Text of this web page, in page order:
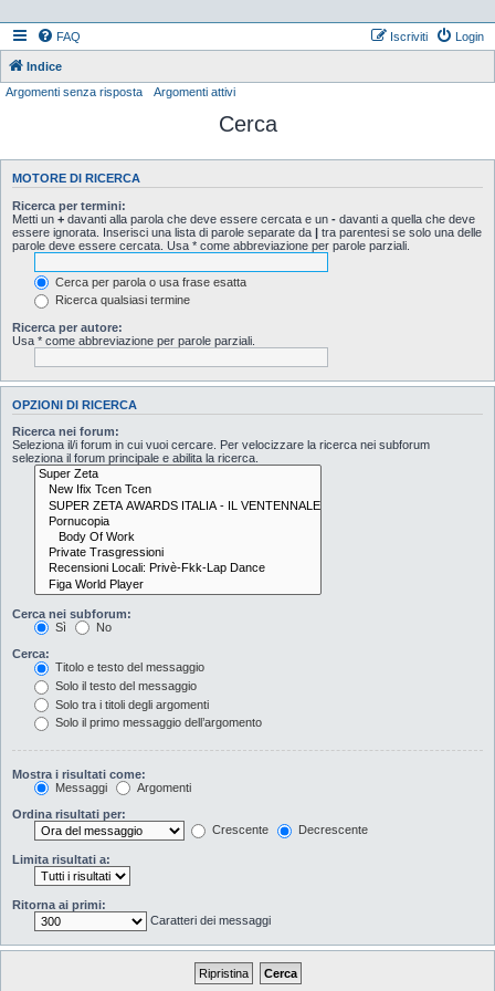
FAQ Login
Iscriviti
Indice
Argomenti senza risposta
Argomenti attivi
Cerca
MOTORE DI RICERCA
Ricerca per termini:
Metti un + davanti alla parola che deve essere cercata e un - davanti a quella che deve
essere ignorata. Inserisci una lista di parole separate da | tra parentesi se solo una delle
parole deve essere cercata. Usa * come abbreviazione per parole parziali.
Cerca per parola o usa frase esatta
Ricerca qualsiasi termine
Ricerca per autore:
Usa * come abbreviazione per parole parziali.
OPZIONI DI RICERCA
Ricerca nei forum:
Seleziona il/i forum in cui vuoi cercare. Per velocizzare la ricerca nei subforum
seleziona il forum principale e abilita la ricerca.
Cerca nei subforum:
Sì
No
Cerca:
Titolo e testo del messaggio
Solo il testo del messaggio
Solo tra i titoli degli argomenti
Solo il primo messaggio dell’argomento
Mostra i risultati come:
Messaggi
Argomenti
Ordina risultati per:
Crescente
Decrescente
Limita risultati a:
Ritorna ai primi:
Caratteri dei messaggi